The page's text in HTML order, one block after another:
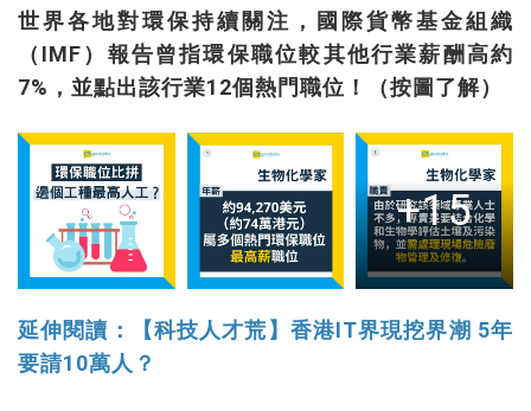
世界各地對環保持續關注，國際貨幣基金組織
（IMF）報告曾指環保職位較其他行業薪酬高約
7%，並點出該行業12個熱門職位！（按圖了解）
+15
延伸閱讀：【科技人才荒】香港IT界現挖界潮 5年
要請10萬人？